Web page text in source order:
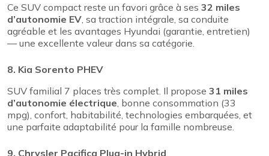
Ce SUV compact reste un favori grâce à ses 32 miles
d’autonomie EV , sa traction intégrale, sa conduite
agréable et les avantages Hyundai (garantie, entretien)
— une excellente valeur dans sa catégorie.
8. Kia Sorento PHEV
SUV familial 7 places très complet. Il propose 31 miles
d’autonomie électrique , bonne consommation (33
mpg), confort, habitabilité, technologies embarquées, et
une parfaite adaptabilité pour la famille nombreuse.
9. Chrysler Pacifica Plug-in Hybrid